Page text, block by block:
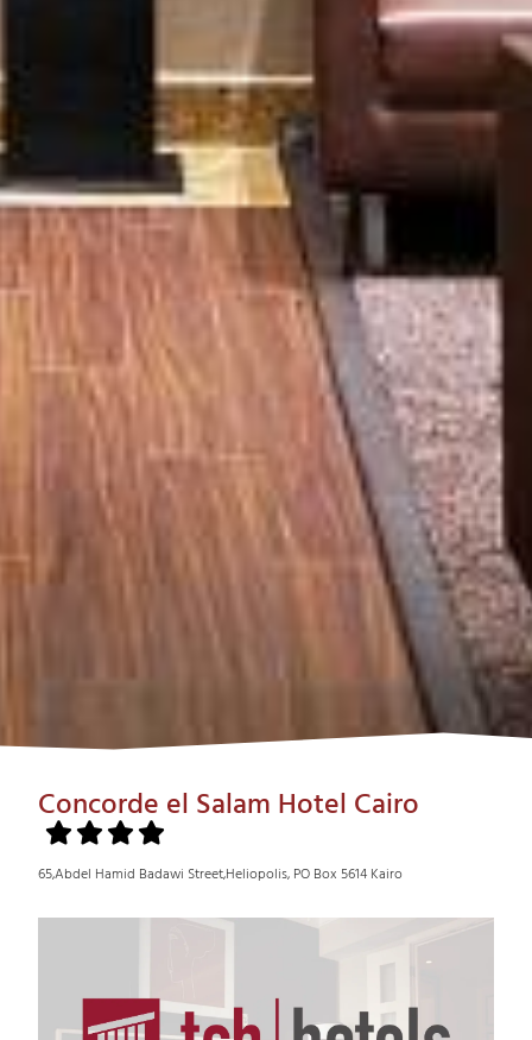
Concorde el Salam Hotel Cairo
65,Abdel Hamid Badawi Street,Heliopolis, PO Box 5614 Kairo